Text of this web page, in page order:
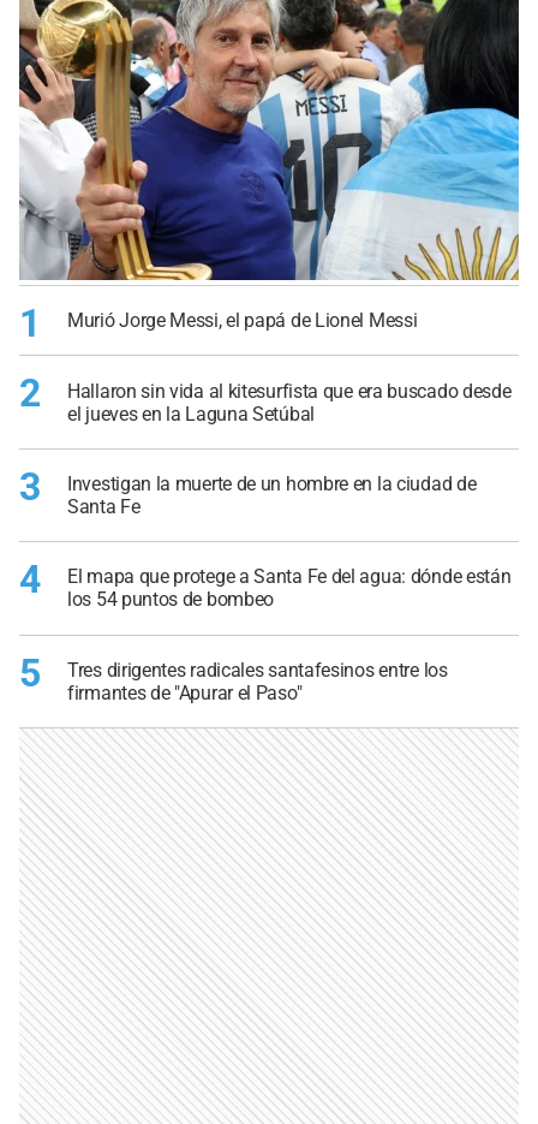
1 Murió Jorge Messi, el papá de Lionel Messi
2
Hallaron sin vida al kitesurfista que era buscado desde
el jueves en la Laguna Setúbal
3
Investigan la muerte de un hombre en la ciudad de
Santa Fe
4
El mapa que protege a Santa Fe del agua: dónde están
los 54 puntos de bombeo
5
Tres dirigentes radicales santafesinos entre los
firmantes de "Apurar el Paso"